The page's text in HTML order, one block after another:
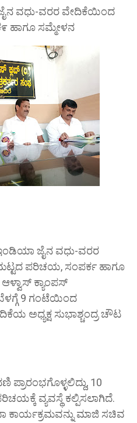
ವಧು-ವರರ ವೇದಿಕೆಯಿಂದ
ಹಾಗೂ ಸಮ್ಮೇಳನ
ಜೈನ ವಧು-ವರರ
ಪರಿಚಯ, ಸಂಪರ್ಕ ಹಾಗೂ
ಕ್ಯಾಂಪಸ್
9 ಗಂಟೆಯಿಂದ
ಅಧ್ಯಕ್ಷ ಸುಭಾಶ್ಚಂದ್ರ ಚೌಟ
10
ವ್ಯವಸ್ಥೆ ಕಲ್ಪಿಸಲಾಗಿದೆ.
ಕಾರ್ಯಕ್ರಮವನ್ನು ಮಾಜಿ ಸಚಿವ